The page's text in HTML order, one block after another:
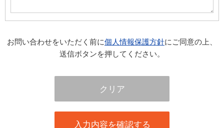
お問い合わせをいただく前に個人情報保護方針にご同意の上、
送信ボタンを押してください。